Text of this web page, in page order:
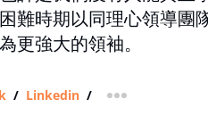
難時期以同理心領導
更強大的領袖。
/ Linkedin / more sharing